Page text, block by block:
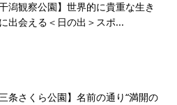
干潟観察公園】世界的に貴重な生き
出会える＜日の出＞スポ...
三条さくら公園】名前の通り“満開の